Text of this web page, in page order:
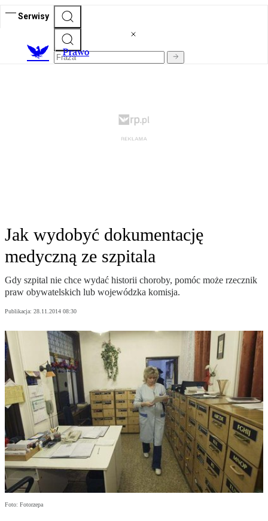
Serwisy
Prawo
Jak wydobyć dokumentację
medyczną ze szpitala
Gdy szpital nie chce wydać historii choroby, pomóc może rzecznik
praw obywatelskich lub wojewódzka komisja.
Publikacja: 28.11.2014 08:30
Foto: Fotorzepa